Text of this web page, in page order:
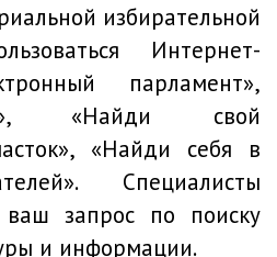
избирательной
Интернет-
парламент»,
«Найди свой
«Найди себя в
Специалисты
запрос по поиску
и информации.